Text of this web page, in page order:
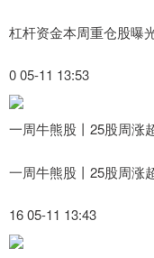
杠杆资金本周重仓股曝
0 05-11 13:53
一周牛熊股丨25股周涨
一周牛熊股丨25股周涨
16 05-11 13:43